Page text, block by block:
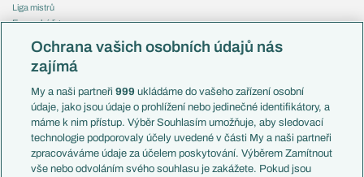
Liga mistrů
Evropská liga
Mistrovství světa
Liga národů
Témata
Představení týmů MS
EuroSkauting
PL v kostce
Evropské koeficienty
Česko
Francie
Itálie
Německo
Španělsko
Argentina
Brazílie
Ochrana vašich osobních údajů nás
zajímá
My a naši partneři999 ukládáme do vašeho zařízení osobní
údaje, jako jsou údaje o prohlížení nebo jedinečné identifikátory, a
máme k nim přístup. Výběr Souhlasím umožňuje, aby sledovací
technologie podporovaly účely uvedené v části My a naši partneři
zpracováváme údaje za účelem poskytování. Výběrem Zamítnout
vše nebo odvoláním svého souhlasu je zakážete. Pokud jsou